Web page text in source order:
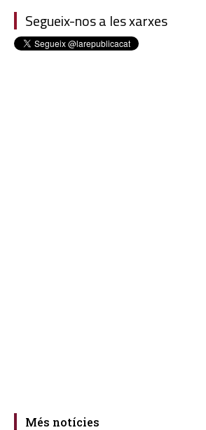
Segueix-nos a les xarxes
Més notícies